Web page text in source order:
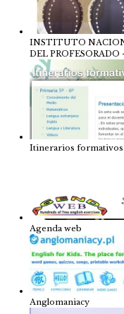
INSTITUTO
DEL PROFESORADO
Itinerarios formativos
Agenda web
Anglomaniacy